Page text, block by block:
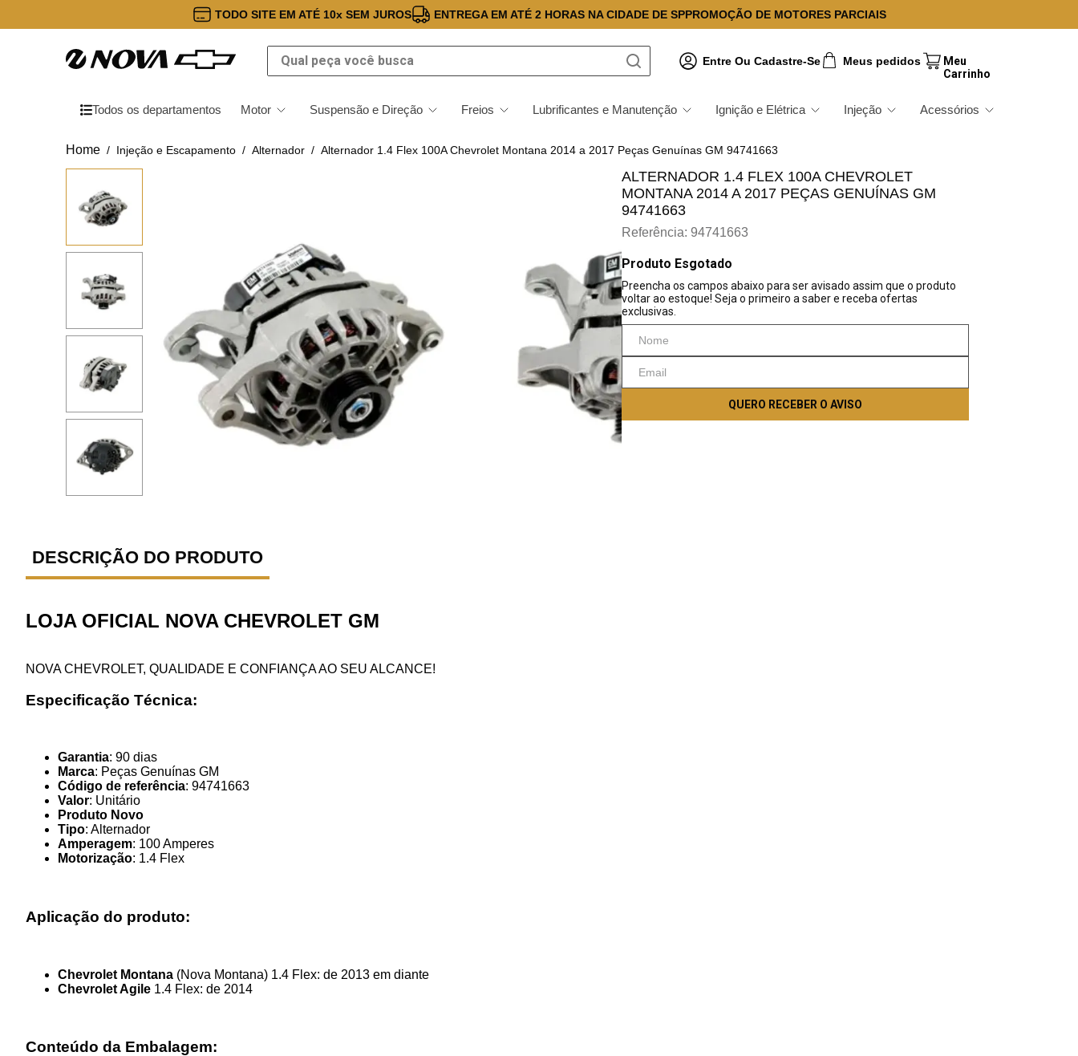
TODO SITE EM ATÉ 10x SEM JUROS ENTREGA EM ATÉ 2 HORAS NA CIDADE DE SPPROMOÇÃO DE MOTORES PARCIAIS
Qual peça você busca
Entre Ou Cadastre-Se Meus pedidos
Todos os departamentos Motor Suspensão e Direção Freios Lubrificantes e Manutenção Ignição e Elétrica Injeção Acessórios
Injeção e Escapamento Alternador Alternador 1.4 Flex 100A Chevrolet Montana 2014 a 2017 Peças Genuínas GM 94741663
ALTERNADOR 1.4 FLEX 100A CHEVROLET
MONTANA 2014 A 2017 PEÇAS GENUÍNAS GM
94741663
Referência: 94741663
DESCRIÇÃO DO PRODUTO
LOJA OFICIAL NOVA CHEVROLET GM
NOVA CHEVROLET, QUALIDADE E CONFIANÇA AO SEU ALCANCE!
Especificação Técnica:
Garantia: 90 dias
Marca: Peças Genuínas GM
Código de referência: 94741663
Valor: Unitário
Produto Novo
Tipo: Alternador
Amperagem: 100 Amperes
Motorização: 1.4 Flex
Aplicação do produto:
Chevrolet Montana (Nova Montana) 1.4 Flex: de 2013 em diante
Chevrolet Agile 1.4 Flex: de 2014
Conteúdo da Embalagem: